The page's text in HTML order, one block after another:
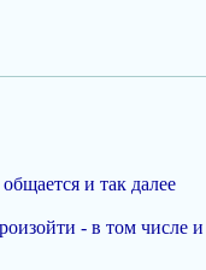
и так далее
- в том числе и